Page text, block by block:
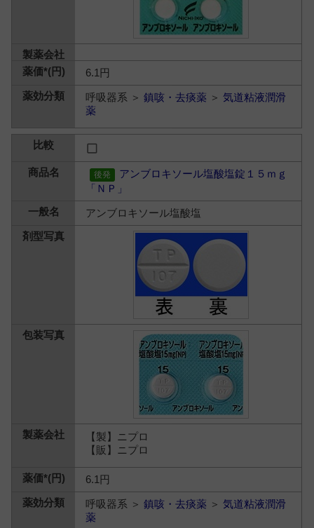
6.1円
呼吸器系 ＞鎮咳・去痰薬 ＞気道粘液潤滑
薬
アンブロキソール塩酸塩錠１５ｍｇ
「ＮＰ」
アンブロキソール塩酸塩
【製】ニプロ
【販】ニプロ
6.1円
呼吸器系 ＞鎮咳・去痰薬 ＞気道粘液潤滑
薬